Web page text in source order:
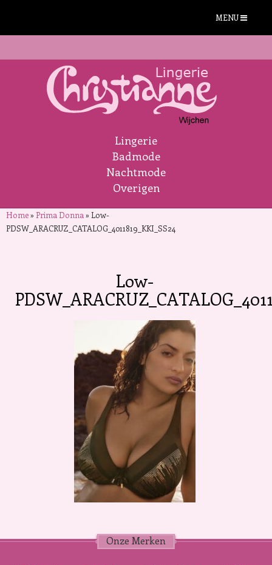
MENU
Lingerie
Badmode
Nachtmode
Overigen
Home»Prima Donna »Low-
PDSW_ARACRUZ_CATALOG_4011819_KKI_SS24
Low-
Onze Merken